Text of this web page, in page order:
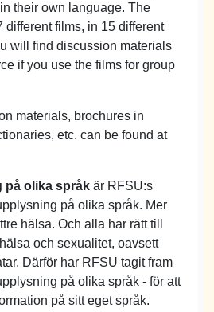
their own language. The
different films, in 15 different
will find discussion materials
if you use the films for group
materials, brochures in
etc. can be found at
på olika språk är RFSU:s
på olika språk. Mer
hälsa. Och alla har rätt till
och sexualitet, oavsett
Därför har RFSU tagit fram
på olika språk - för att
på sitt eget språk.